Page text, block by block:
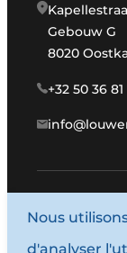
Gebouw G
8020
+32 50 36
©
Nous
d'analyser